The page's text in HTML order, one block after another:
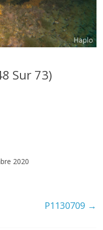
Sur 73)
2020
P1130709 →